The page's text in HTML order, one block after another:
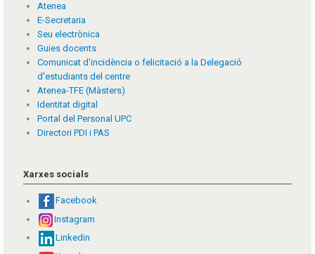
Atenea
E-Secretaria
Seu electrònica
Guies docents
Comunicat d'incidència o felicitació a la Delegació
d'estudiants del centre
Atenea-TFE (Màsters)
Identitat digital
Portal del Personal UPC
Directori PDI i PAS
Xarxes socials
Facebook
Instagram
Linkedin